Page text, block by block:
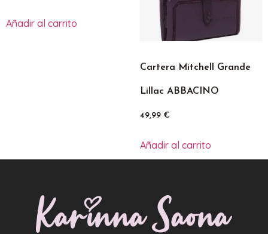
Añadir al carrito
Cartera Mitchell Grande
Lillac ABBACINO
49,99 €
Añadir al carrito